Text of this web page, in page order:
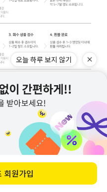
자세히 보기
오늘 하루 보지 않기